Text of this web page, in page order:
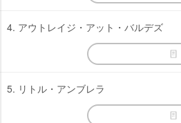
4. アウトレイジ・アット・バルデズ
5. リトル・アンブレラ